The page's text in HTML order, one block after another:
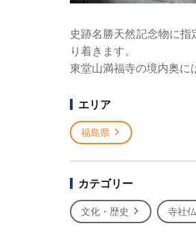
史跡名勝天然記念物に
り着きます。
東堂山満福寺の境内奥に
エリア
福島県
カテゴリー
文化・歴史 寺社